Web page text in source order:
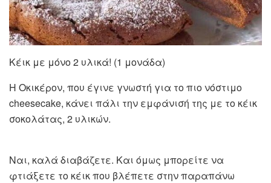
Kέικ με μόνο 2 υλικά! (1 μονάδα)
Η Οκικέρον, που έγινε γνωστή για το πιο νόστιμο
cheesecake, κάνει πάλι την εμφάνισή της με το κέικ
σοκολάτας, 2 υλικών.
Ναι, καλά διαβάζετε. Και όμως μπορείτε να
φτιάξετε το κέικ που βλέπετε στην παραπάνω